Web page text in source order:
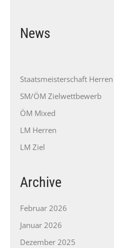
News
Staatsmeisterschaft Herren
SM/ÖM Zielwettbewerb
ÖM Mixed
LM Herren
LM Ziel
Archive
Februar 2026
Januar 2026
Dezember 2025